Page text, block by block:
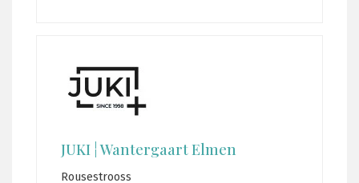
JUKI ¦ Wantergaart Elmen
Rousestrooss